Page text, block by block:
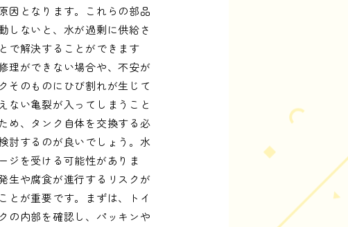
因となります。これらの部品
しないと、水が過剰に供給さ
で解決することができます
理ができない場合や、不安が
そのものにひび割れが生じて
ない亀裂が入ってしまうこと
め、タンク自体を交換する必
討するのが良いでしょう。水
ジを受ける可能性がありま
生や腐食が進行するリスクが
とが重要です。まずは、トイ
の内部を確認し、パッキンや